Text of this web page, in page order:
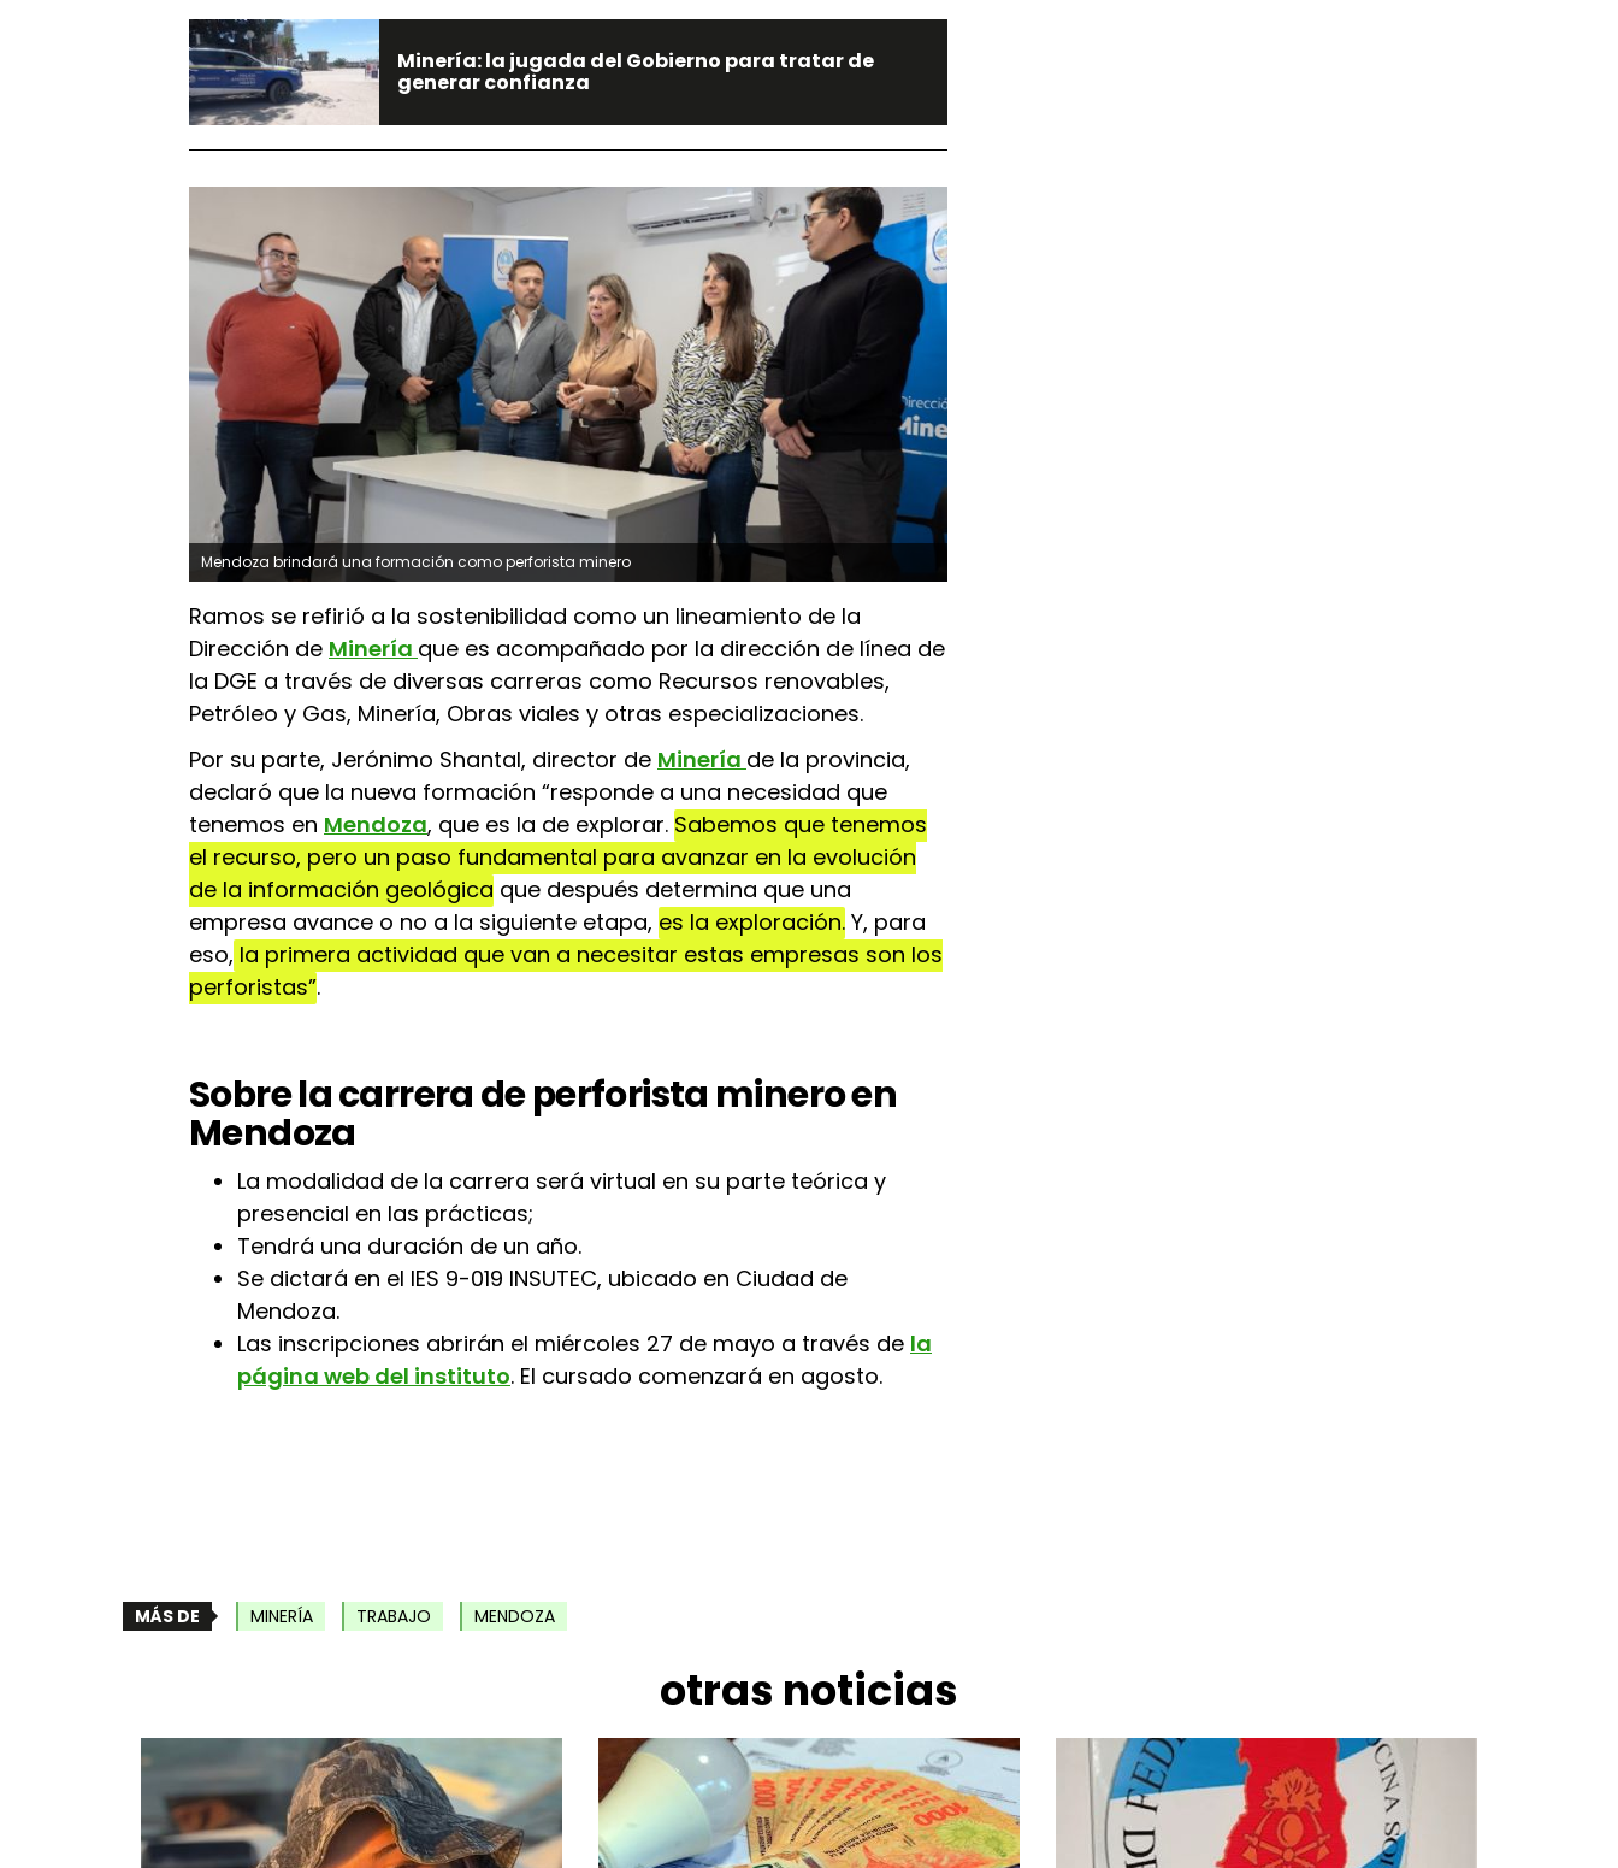
Minería: la jugada del Gobierno para tratar de
generar confianza
Mendoza brindará una formación como perforista minero
Ramos se refirió a la sostenibilidad como un lineamiento de la
Dirección de Minería que es acompañado por la dirección de línea de
la DGE a través de diversas carreras como Recursos renovables,
Petróleo y Gas, Minería, Obras viales y otras especializaciones.
Por su parte, Jerónimo Shantal, director de Minería de la provincia,
declaró que la nueva formación “responde a una necesidad que
tenemos en Mendoza, que es la de explorar. Sabemos que tenemos
el recurso, pero un paso fundamental para avanzar en la evolución
de la información geológica que después determina que una
empresa avance o no a la siguiente etapa, es la exploración. Y, para
eso, la primera actividad que van a necesitar estas empresas son los
perforistas”.
Sobre la carrera de perforista minero en
Mendoza
La modalidad de la carrera será virtual en su parte teórica y
presencial en las prácticas;
Tendrá una duración de un año.
Se dictará en el IES 9-019 INSUTEC, ubicado en Ciudad de
Mendoza.
Las inscripciones abrirán el miércoles 27 de mayo a través de la
página web del instituto. El cursado comenzará en agosto.
MÁS DE MINERÍA TRABAJO MENDOZA
otras noticias